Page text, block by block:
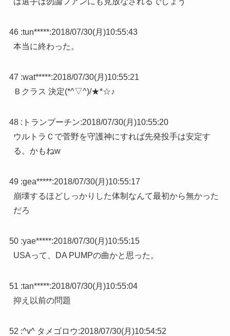
46 :tun*****:2018/07/30(月)10:55:43
本当に終わった。
47 :wat*****:2018/07/30(月)10:55:21
Ｂクラス 決定(*^▽^)/★*☆♪
48 : トランプーチン:2018/07/30(月)10:55:20
ウルトラＣで菅野を守護神にすれば先発投手は安定す
る。かもねw
49 :gea*****:2018/07/30(月)10:55:17
崩壊するほどしっかりした体制なんて最初から無かった
だろ
50 :yae*****:2018/07/30(月)10:55:15
USAって、DA PUMPの曲かと思った。
51 :tan*****:2018/07/30(月)10:55:04
抑え以前の問題
52 :^v^ タメゴロウ:2018/07/30(月)10:54:52